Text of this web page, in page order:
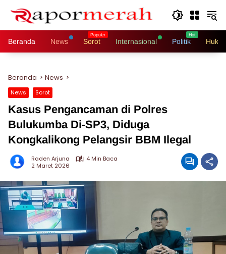
Beranda News Sorot Internasional Politik
Beranda News
News Sorot
Kasus Pengancaman di Polres
Bulukumba Di-SP3, Diduga
Kongkalikong Pelangsir BBM Ilegal
Raden Arjuna
4 Min Baca
2 Maret 2026